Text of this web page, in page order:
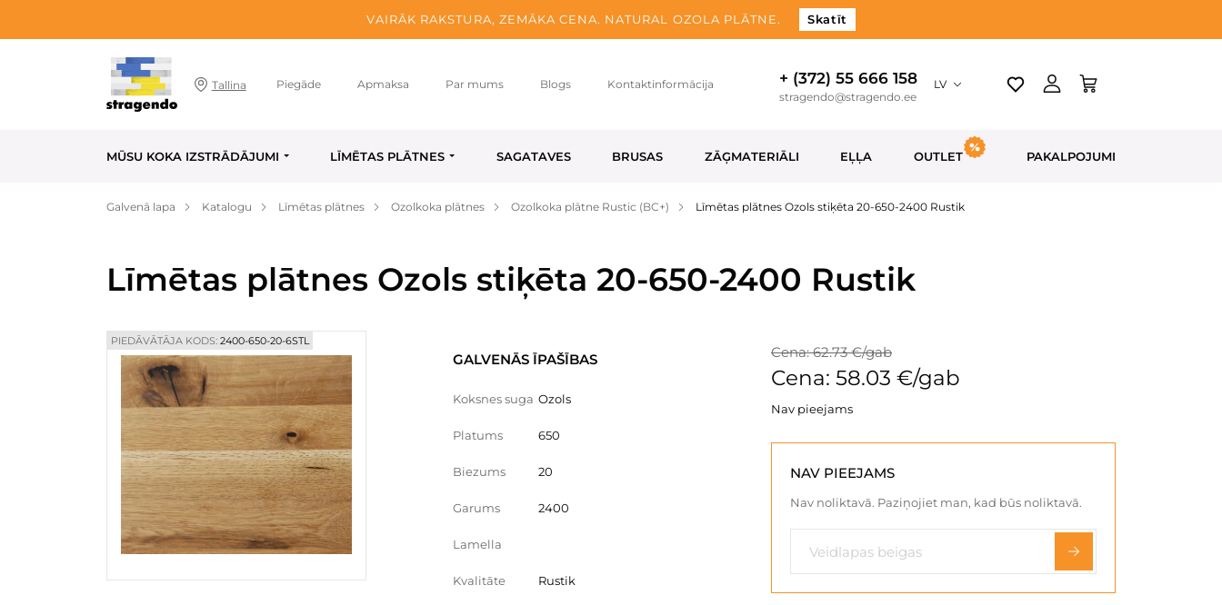
VAIRĀK RAKSTURA, ZEMĀKA CENA. NATURAL OZOLA PLĀTNE. Skatīt
Tallina Piegāde Apmaksa Par mums Blogs Kontaktinformācija + (372) 55 666 158
stragendo@stragendo.ee
LV
MŪSU KOKA IZSTRĀDĀJUMI LĪMĒTAS PLĀTNES SAGATAVES BRUSAS ZĀĢMATERIĀLI EĻĻA OUTLET PAKALPOJUMI
Galvenā lapa Katalogu Līmētas plātnes Ozolkoka plātnes Ozolkoka plātne Rustic (BC+) Līmētas plātnes Ozols stiķēta 20-650-2400 Rustik
Līmētas plātnes Ozols stiķēta 20-650-2400 Rustik
PIEDĀVĀTĀJA KODS: 2400-650-20-6STL
GALVENĀS ĪPAŠĪBAS
Koksnes suga Ozols
Platums 650
Biezums 20
Garums 2400
Lamella
Kvalitāte Rustik
Cena: 62.73 €/gab
Cena: 58.03 €/gab
Nav pieejams
NAV PIEEJAMS
Nav noliktavā. Paziņojiet man, kad būs noliktavā.